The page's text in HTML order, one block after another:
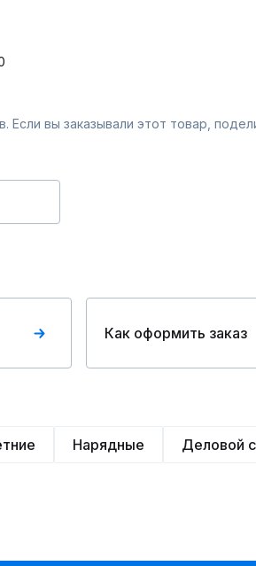
Если вы заказывали этот товар,
Как оформить заказ
Нарядные Деловой